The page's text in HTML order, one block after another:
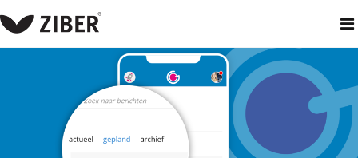
heim neuigkeiten neu: geplante nachricht